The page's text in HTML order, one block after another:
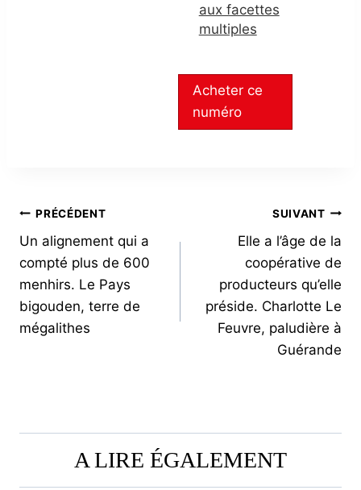
aux facettes
multiples
Acheter ce
numéro
NAVIGATION
DE
L’ARTICLE
PRÉCÉDENT
Un alignement qui a
compté plus de 600
menhirs. Le Pays
bigouden, terre de
mégalithes
SUIVANT
Elle a l’âge de la
coopérative de
producteurs qu’elle
préside. Charlotte Le
Feuvre, paludière à
Guérande
A LIRE ÉGALEMENT